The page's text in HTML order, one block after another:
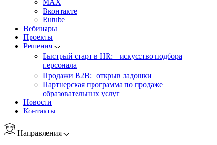
MAX
Вконтакте
Rutube
Вебинары
Проекты
Решения
Быстрый старт в HR: искусство подбора
персонала
Продажи B2B: открыв ладошки
Партнерская программа по продаже
образовательных услуг
Новости
Контакты
Направления